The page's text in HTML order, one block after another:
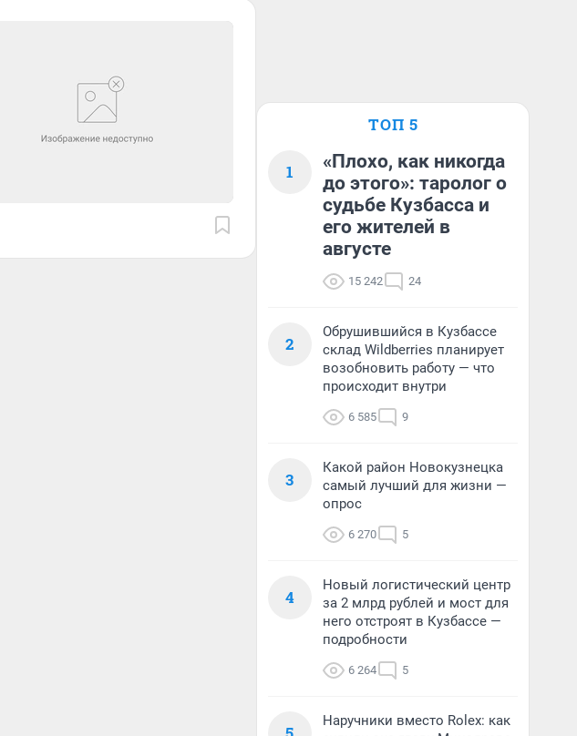
ТОП 5
1
«Плохо, как никогда
до этого»: таролог о
судьбе Кузбасса и
его жителей в
августе
15 242 24
2
Обрушившийся в Кузбассе
склад Wildberries планирует
возобновить работу — что
происходит внутри
6 585 9
3
Какой район Новокузнецка
самый лучший для жизни —
опрос
6 270 5
4
Новый логистический центр
за 2 млрд рублей и мост для
него отстроят в Кузбассе —
подробности
6 264 5
Наручники вместо Rolex: как